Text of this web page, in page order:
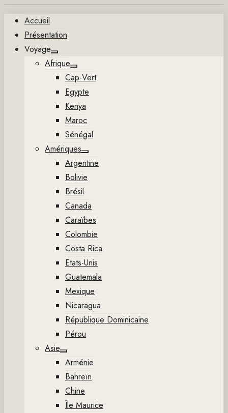
contenu
Accueil
Présentation
Voyage
Show
sub
menu
Afrique
Show
sub
menu
Cap-Vert
Egypte
Kenya
Maroc
Sénégal
Amériques
Show
sub
menu
Argentine
Bolivie
Brésil
Canada
Caraïbes
Colombie
Costa Rica
Etats-Unis
Guatemala
Mexique
Nicaragua
République Dominicaine
Pérou
Asie
Show
sub
menu
Arménie
Bahreïn
Chine
Île Maurice